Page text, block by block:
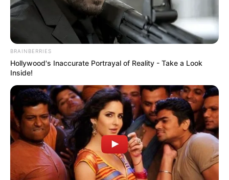
BRAINBERRIES
Hollywood's Inaccurate Portrayal of Reality - Take a Look
Inside!